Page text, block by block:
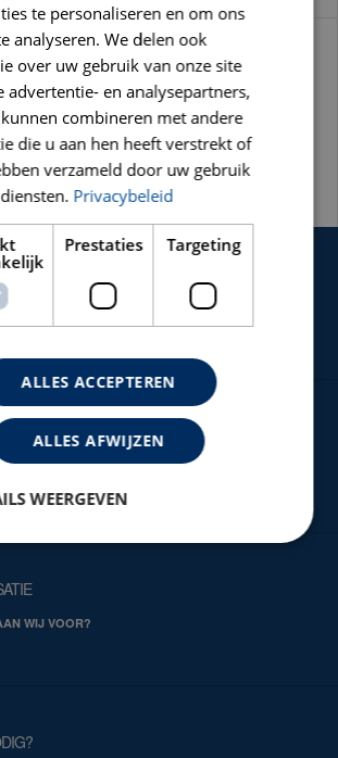
WIJ VOOR?
te personaliseren en om ons
analyseren. We delen ook
over uw gebruik van onze site
advertentie- en analysepartners,
combineren met andere
die u aan hen heeft verstrekt of
verzameld door uw gebruik
Privacybeleid
Prestaties Targeting
ALLES ACCEPTEREN
ALLES AFWIJZEN
WEERGEVEN